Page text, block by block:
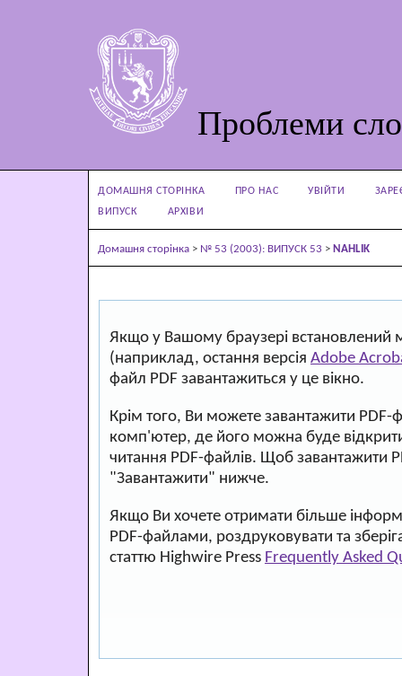
Проблеми
ДОМАШНЯ СТОРІНКА ПРО НАС УВІЙТИ
ВИПУСК
АРХІВИ
Домашня сторінка > № 53 (2003): ВИПУСК 53 > NAHLIK
Якщо у Вашому браузері встановлений
(наприклад, остання версія Adobe
файл PDF завантажиться у це вікно.
Крім того, Ви можете завантажити PDF-
комп'ютер, де його можна буде
читання PDF-файлів. Щоб завантажити
"Завантажити" нижче.
Якщо Ви хочете отримати більше
PDF-файлами, роздруковувати та
статтю Highwire Press Frequently Asked